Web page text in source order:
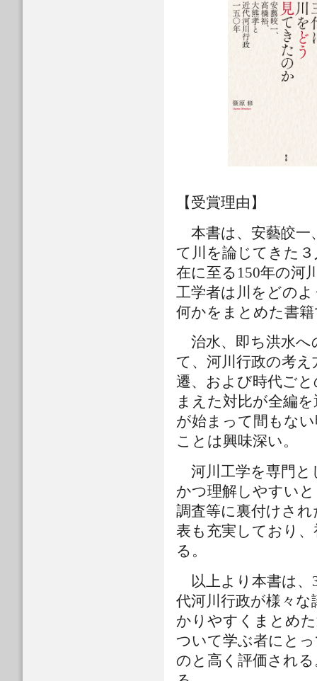
【受賞理由】
本書は、安藝皎一
て川を論じてきた
在に至る150年の河
工学者は川をどの
何かをまとめた書
治水、即ち洪水へ
て、河川行政の考
遷、および時代ご
まえた対比が全編
が始まって間もな
ことは興味深い。
河川工学を専門と
かつ理解しやすい
調査等に裏付けさ
表も充実しており
る。
以上より本書は、
代河川行政が様々
かりやすくまとめ
ついて学ぶ者にと
のと高く評価され